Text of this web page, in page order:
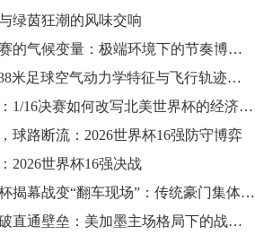
绿茵狂潮的风味交响
跨洲附加赛的气候变量：极端环境下的节奏博弈与战术自适应
“高海拔538米足球空气动力学特征与飞行轨迹调控机制——以2026世界杯BBVA球场为实证场景”
扩军首战：1/16决赛如何改写北美世界杯的经济版图
球路断流：2026世界杯16强防守博弈
2026世界杯16强决战
2026世界杯揭幕战变“翻车现场”：传统豪门集体遇险
大洋洲首破直通壁垒：美加墨主场格局下的战术体系重构